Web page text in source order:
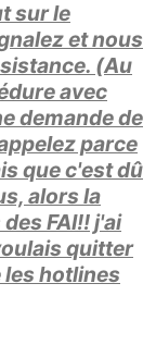
sur le
et nous
(Au
avec
demande de
parce
que c'est dû
alors la
FAI!! j'ai
quitter
hotlines